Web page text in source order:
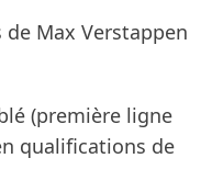
Max Verstappen
(première ligne
qualifications de